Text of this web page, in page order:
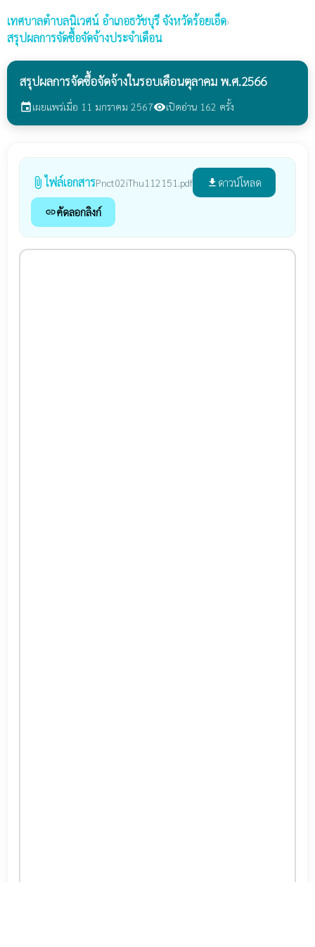
เทศบาลตำบลนิเวศน์ อำเภอธวัชบุรี จังหวัดร้อยเอ็ด›
สรุปผลการจัดซื้อจัดจ้างประจำเดือน
สรุปผลการจัดซื้อจัดจ้างในรอบเดือนตุลาคม พ.ศ.2566
eventเผยแพร่เมื่อ 11 มกราคม 2567visibilityเปิดอ่าน 162 ครั้ง
attach_file ไฟล์เอกสารPnct02iThu112151.pdf file_download ดาวน์โหลด
linkคัดลอกลิงก์